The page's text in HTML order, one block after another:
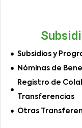
Subsidios y
Nóminas de
Registro de
Transferencias
Otras